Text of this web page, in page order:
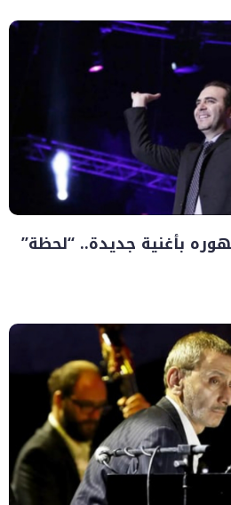
بأغنية جديدة.. “لحظة”